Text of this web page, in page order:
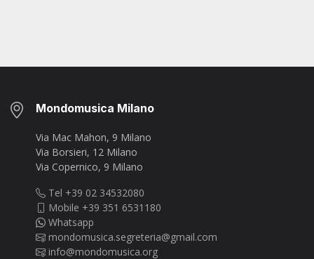
Mondomusica Milano
Via Mac Mahon, 9 Milano
Via Borsieri, 12 Milano
Via Copernico, 9 Milano
Tel +39 02 34532080
Mobile +39 351 6531180
Whatsapp
mondomusica.segreteria@gmail.com
info@mondomusica.org